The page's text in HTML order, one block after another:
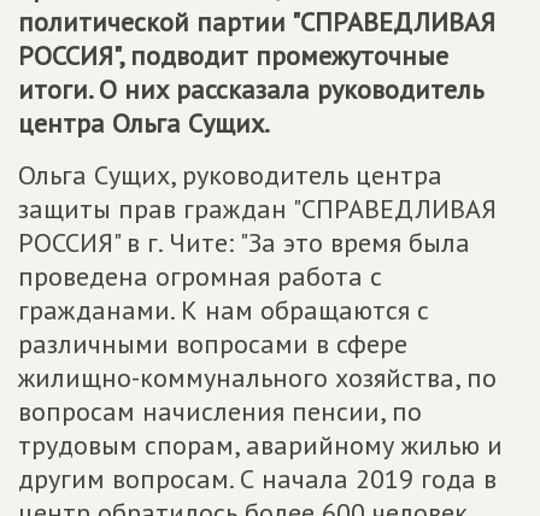
политической партии "СПРАВЕДЛИВАЯ
РОССИЯ", подводит промежуточные
итоги. О них рассказала руководитель
центра Ольга Сущих.
Ольга Сущих, руководитель центра
защиты прав граждан "СПРАВЕДЛИВАЯ
РОССИЯ" в г. Чите: "За это время была
проведена огромная работа с
гражданами. К нам обращаются с
различными вопросами в сфере
жилищно-коммунального хозяйства, по
вопросам начисления пенсии, по
трудовым спорам, аварийному жилью и
другим вопросам. С начала 2019 года в